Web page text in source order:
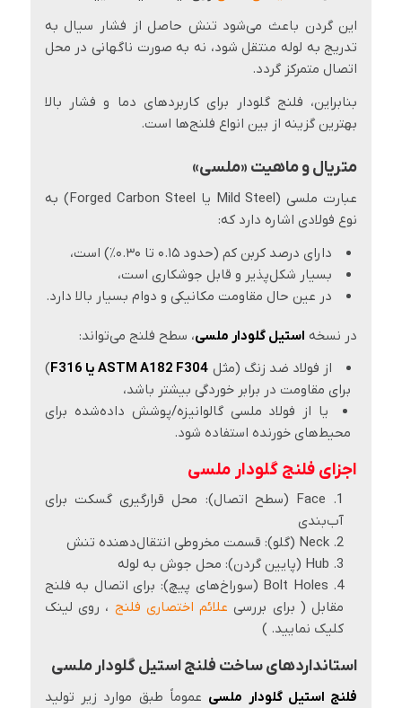
این گردن باعث می‌شود تنش حاصل از فشار سیال به
تدریج به لوله منتقل شود، نه به صورت ناگهانی در محل
اتصال متمرکز گردد.
بنابراین، فلنج گلودار برای کاربردهای دما و فشار بالا
بهترین گزینه از بین انواع فلنج‌ها است.
متریال و ماهیت «ملسی»
عبارت ملسی (Mild Steel یا Forged Carbon Steel) به
نوع فولادی اشاره دارد که:
دارای درصد کربن کم (حدود ۰.۱۵ تا ۰.۳۰٪) است،
بسیار شکل‌پذیر و قابل جوشکاری است،
در عین حال مقاومت مکانیکی و دوام بسیار بالا دارد.
در نسخه استیل گلودار ملسی، سطح فلنج می‌تواند:
از فولاد ضد زنگ (مثل ASTM A182 F304 یا F316
)
برای مقاومت در برابر خوردگی بیشتر باشد،
یا از فولاد ملسی گالوانیزه/پوشش داده‌شده برای
محیط‌های خورنده استفاده شود.
اجزای فلنج گلودار ملسی
Face (سطح اتصال): محل قرارگیری گسکت برای
آب‌بندی
Neck (گلو): قسمت مخروطی انتقال‌دهنده تنش
Hub (پایین گردن): محل جوش به لوله
Bolt Holes (سوراخ‌های پیچ): برای اتصال به فلنج
مقابل ( برای بررسی علائم اختصاری فلنج ، روی لینک
کلیک نمایید. )
استانداردهای ساخت فلنج استیل گلودار ملسی
فلنج استیل گلودار ملسی عموماً طبق موارد زیر تولید